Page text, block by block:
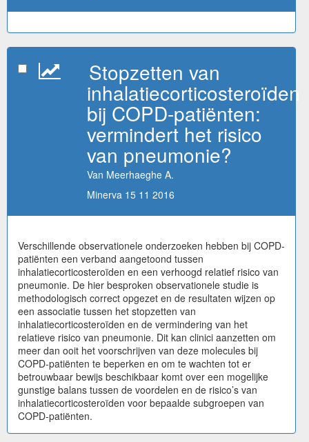
Stopzetten van
inhalatiecorticosteroïden
bij COPD-patiënten:
vermindert het risico
van pneumonie?
Van Meerhaeghe A.
Minerva 15 11 2016
Verschillende observationele onderzoeken hebben bij COPD-
patiënten een verband aangetoond tussen
inhalatiecorticosteroïden en een verhoogd relatief risico van
pneumonie. De hier besproken observationele studie is
methodologisch correct opgezet en de resultaten wijzen op
een associatie tussen het stopzetten van
inhalatiecorticosteroïden en de vermindering van het
relatieve risico van pneumonie. Dit kan clinici aanzetten om
meer dan ooit het voorschrijven van deze molecules bij
COPD-patiënten te beperken en om te wachten tot er
betrouwbaar bewijs beschikbaar komt over een mogelijke
gunstige balans tussen de voordelen en de risico’s van
inhalatiecorticosteroïden voor bepaalde subgroepen van
COPD-patiënten.